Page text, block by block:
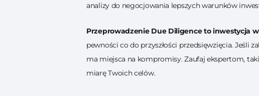
analizy do negocjowania lepszych warunków
Przeprowadzenie Due Diligence to inwestycja
pewności co do przyszłości przedsięwzięcia. Jeśli
ma miejsca na kompromisy. Zaufaj ekspertom,
miarę Twoich celów.